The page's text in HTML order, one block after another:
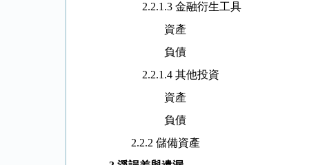
2.2.1.3 金融衍生工具
資產
負債
2.2.1.4 其他投資
資產
負債
2.2.2 儲備資產